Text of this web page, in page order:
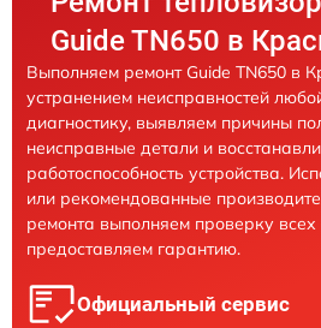
Guide TN650 в
Выполняем ремонт Guide TN650 в
устранением неисправностей
диагностику, выявляем причины
неисправные детали и
работоспособность устройства.
или рекомендованные
ремонта выполняем проверку
предоставляем гарантию.
Официальный сервис